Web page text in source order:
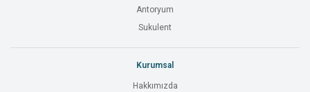
Antoryum
Sukulent
Kurumsal
Hakkımızda